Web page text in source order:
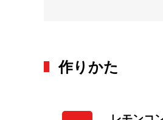
作りかた